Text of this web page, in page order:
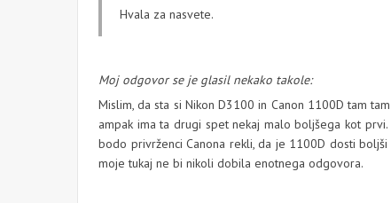
Hvala za nasvete.
Moj odgovor se je glasil nekako takole:
Mislim, da sta si Nikon D3100 in Canon 1100D tam
ampak ima ta drugi spet nekaj malo boljšega kot
bodo privrženci Canona rekli, da je 1100D dosti
moje tukaj ne bi nikoli dobila enotnega odgovora.